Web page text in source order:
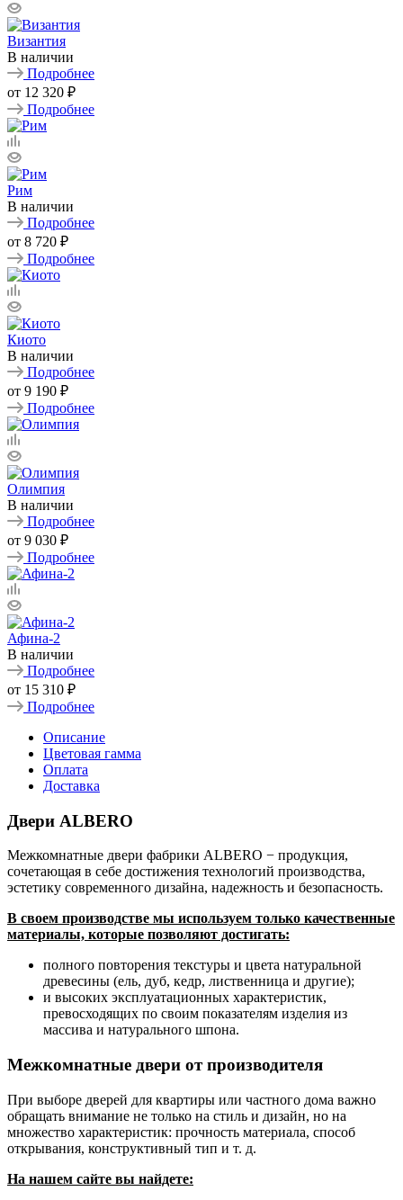
Византия
В наличии
Подробнее
от 12 320 ₽
Подробнее
Рим
В наличии
Подробнее
от 8 720 ₽
Подробнее
Киото
В наличии
Подробнее
от 9 190 ₽
Подробнее
Олимпия
В наличии
Подробнее
от 9 030 ₽
Подробнее
Афина-2
В наличии
Подробнее
от 15 310 ₽
Подробнее
Описание
Цветовая гамма
Оплата
Доставка
Двери ALBERO
Межкомнатные двери фабрики ALBERO − продукция,
сочетающая в себе достижения технологий производства,
эстетику современного дизайна, надежность и безопасность.
В своем производстве мы используем только качественные
материалы, которые позволяют достигать:
полного повторения текстуры и цвета натуральной
древесины (ель, дуб, кедр, лиственница и другие);
и высоких эксплуатационных характеристик,
превосходящих по своим показателям изделия из
массива и натурального шпона.
Межкомнатные двери от производителя
При выборе дверей для квартиры или частного дома важно
обращать внимание не только на стиль и дизайн, но на
множество характеристик: прочность материала, способ
открывания, конструктивный тип и т. д.
На нашем сайте вы найдете: